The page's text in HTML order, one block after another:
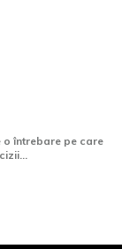
o întrebare pe care